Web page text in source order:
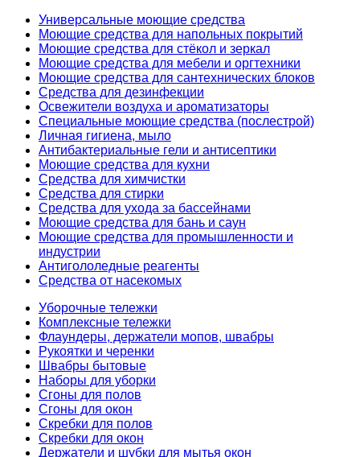
Универсальные моющие средства
Моющие средства для напольных покрытий
Моющие средства для стёкол и зеркал
Моющие средства для мебели и оргтехники
Моющие средства для сантехнических блоков
Средства для дезинфекции
Освежители воздуха и ароматизаторы
Специальные моющие средства (послестрой)
Личная гигиена, мыло
Антибактериальные гели и антисептики
Моющие средства для кухни
Средства для химчистки
Средства для стирки
Средства для ухода за бассейнами
Моющие средства для бань и саун
Моющие средства для промышленности и
индустрии
Антигололедные реагенты
Средства от насекомых
Уборочные тележки
Комплексные тележки
Флаундеры, держатели мопов, швабры
Рукоятки и черенки
Швабры бытовые
Наборы для уборки
Сгоны для полов
Сгоны для окон
Скребки для полов
Скребки для окон
Держатели и шубки для мытья окон